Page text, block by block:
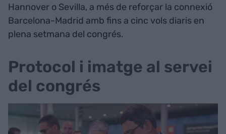
Hannover o Sevilla, a més de reforçar la connexió
Barcelona-Madrid amb fins a cinc vols diaris en
plena setmana del congrés.
Protocol i imatge al servei
del congrés